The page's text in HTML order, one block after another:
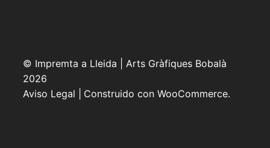
© Impremta a Lleida | Arts Gràfiques Bobalà
2026
Aviso Legal
Construido con WooCommerce.